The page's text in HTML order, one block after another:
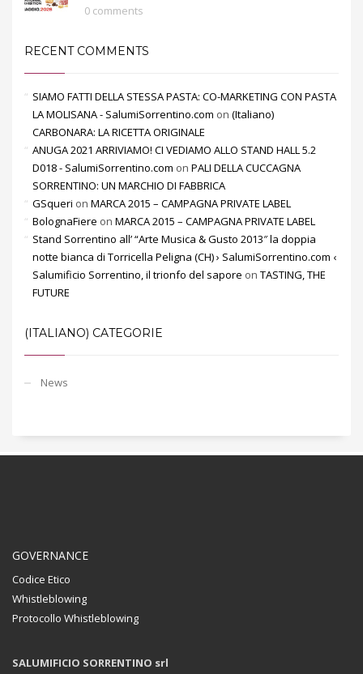
0 comments
RECENT COMMENTS
SIAMO FATTI DELLA STESSA PASTA: CO-MARKETING CON PASTA
LA MOLISANA - SalumiSorrentino.com on (Italiano)
CARBONARA: LA RICETTA ORIGINALE
ANUGA 2021 ARRIVIAMO! CI VEDIAMO ALLO STAND HALL 5.2
D018 - SalumiSorrentino.com on PALI DELLA CUCCAGNA
SORRENTINO: UN MARCHIO DI FABBRICA
GSqueri on MARCA 2015 – CAMPAGNA PRIVATE LABEL
BolognaFiere on MARCA 2015 – CAMPAGNA PRIVATE LABEL
Stand Sorrentino all’ “Arte Musica & Gusto 2013″ la doppia
notte bianca di Torricella Peligna (CH) › SalumiSorrentino.com ‹
Salumificio Sorrentino, il trionfo del sapore on TASTING, THE
FUTURE
(ITALIANO) CATEGORIE
News
GOVERNANCE
Codice Etico
Whistleblowing
Protocollo Whistleblowing
SALUMIFICIO SORRENTINO srl